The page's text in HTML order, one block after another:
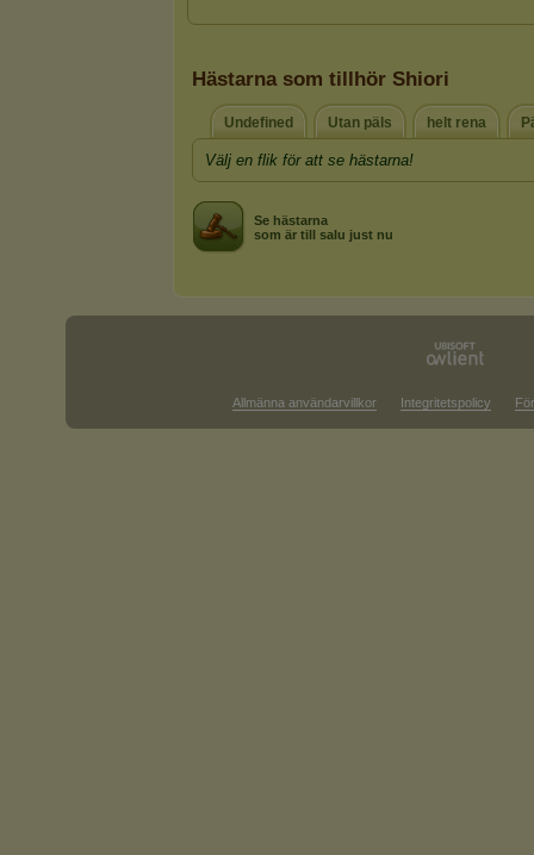
Hästarna som tillhör Shiori
Undefined Utan päls helt rena
Välj en flik för att se hästarna!
Se hästarna
som är till salu just nu
Allmänna användarvillkor Integritetspolicy